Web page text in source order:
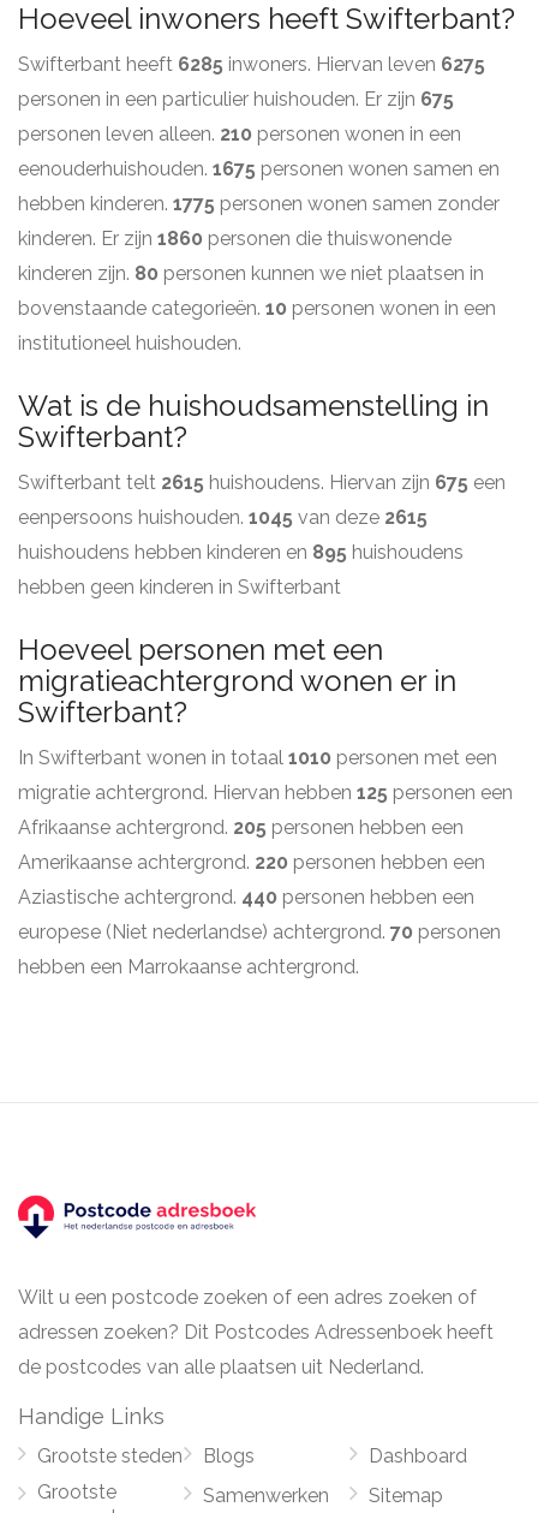
Hoeveel inwoners heeft Swifterbant?
Swifterbant heeft 6285 inwoners. Hiervan leven 6275
personen in een particulier huishouden. Er zijn 675
personen leven alleen. 210 personen wonen in een
eenouderhuishouden. 1675 personen wonen samen en
hebben kinderen. 1775 personen wonen samen zonder
kinderen. Er zijn 1860 personen die thuiswonende
kinderen zijn. 80 personen kunnen we niet plaatsen in
bovenstaande categorieën. 10 personen wonen in een
institutioneel huishouden.
Wat is de huishoudsamenstelling in
Swifterbant?
Swifterbant telt 2615 huishoudens. Hiervan zijn 675 een
eenpersoons huishouden. 1045 van deze 2615
huishoudens hebben kinderen en 895 huishoudens
hebben geen kinderen in Swifterbant
Hoeveel personen met een
migratieachtergrond wonen er in
Swifterbant?
In Swifterbant wonen in totaal 1010 personen met een
migratie achtergrond. Hiervan hebben 125 personen een
Afrikaanse achtergrond. 205 personen hebben een
Amerikaanse achtergrond. 220 personen hebben een
Aziastische achtergrond. 440 personen hebben een
europese (Niet nederlandse) achtergrond. 70 personen
hebben een Marrokaanse achtergrond.
Wilt u een postcode zoeken of een adres zoeken of
adressen zoeken? Dit Postcodes Adressenboek heeft
de postcodes van alle plaatsen uit Nederland.
Handige Links
Grootste steden
Grootste
Blogs
Samenwerken
Dashboard
Sitemap